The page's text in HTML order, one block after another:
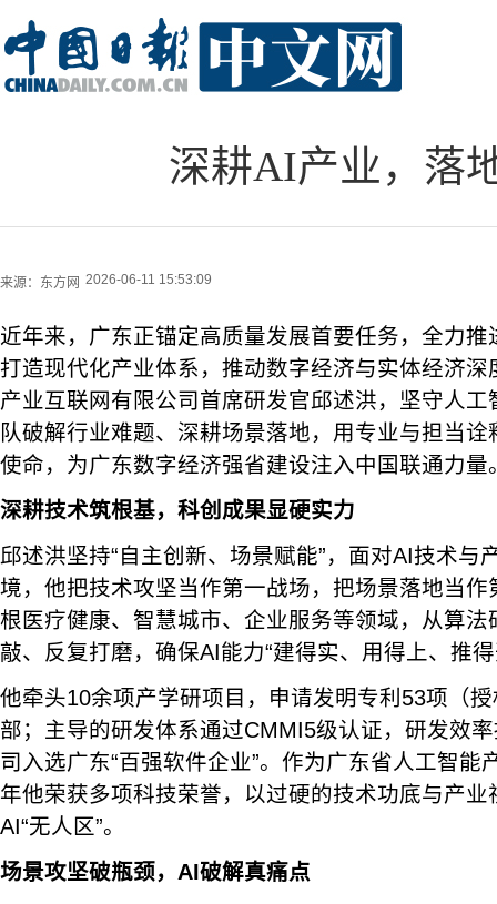
深耕AI产业，落
来源： 东方网 2026-06-11 15:53:09
近年来，广东正锚定高质量发展首要任务，全力
打造现代化产业体系，推动数字经济与实体经济
产业互联网有限公司首席研发官邱述洪，坚守人
队破解行业难题、深耕场景落地，用专业与担当
使命，为广东数字经济强省建设注入中国联通力量
深耕技术筑根基，科创成果显硬实力
邱述洪坚持“自主创新、场景赋能”，面对AI技术与
境，他把技术攻坚当作第一战场，把场景落地当
根医疗健康、智慧城市、企业服务等领域，从算
敲、反复打磨，确保AI能力“建得实、用得上、推得
他牵头10余项产学研项目，申请发明专利53项（
部；主导的研发体系通过CMMI5级认证，研发效
司入选广东“百强软件企业”。作为广东省人工智能
年他荣获多项科技荣誉，以过硬的技术功底与产
AI“无人区”。
场景攻坚破瓶颈，AI破解真痛点